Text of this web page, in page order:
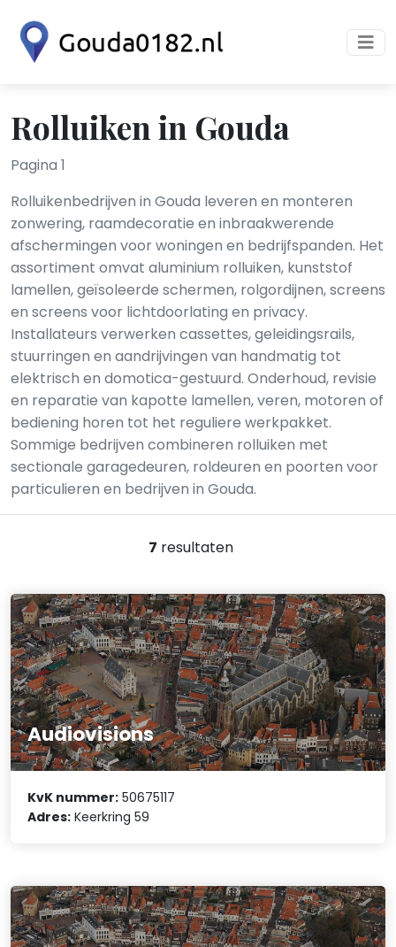
Rolluiken in Gouda
Pagina 1
Rolluikenbedrijven in Gouda leveren en monteren
zonwering, raamdecoratie en inbraakwerende
afschermingen voor woningen en bedrijfspanden. Het
assortiment omvat aluminium rolluiken, kunststof
lamellen, geïsoleerde schermen, rolgordijnen, screens
en screens voor lichtdoorlating en privacy.
Installateurs verwerken cassettes, geleidingsrails,
stuurringen en aandrijvingen van handmatig tot
elektrisch en domotica-gestuurd. Onderhoud, revisie
en reparatie van kapotte lamellen, veren, motoren of
bediening horen tot het reguliere werkpakket.
Sommige bedrijven combineren rolluiken met
sectionale garagedeuren, roldeuren en poorten voor
particulieren en bedrijven in Gouda.
7 resultaten
Audiovisions
KvK nummer: 50675117
Adres: Keerkring 59